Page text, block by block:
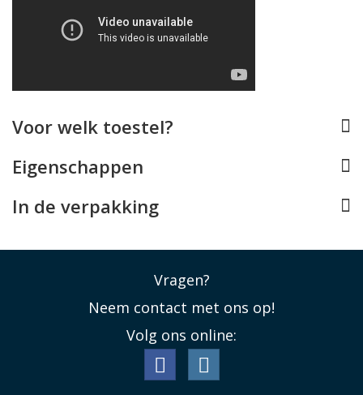
in vrijwel elke denkbare positie vast te zetten
Voor welk toestel?
Eigenschappen
In de verpakking
Vragen?
Neem contact met ons op!
Volg ons online: